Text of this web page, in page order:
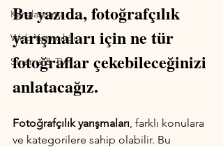
Karşılaştırma
Web Yayıncılığı
Sinema & TV
Bu yazıda, fotoğrafçılık
yarışmaları için ne tür
fotoğraflar çekebileceğinizi
anlatacağız.
Fotoğrafçılık yarışmaları, farklı konulara
ve kategorilere sahip olabilir. Bu